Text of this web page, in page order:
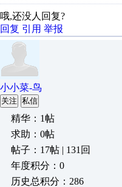
哦,还没人回复?
回复 引用 举报
小小菜-鸟
关注 私信
精华：1帖
求助：0帖
帖子：17帖 | 131回
年度积分：0
历史总积分：286